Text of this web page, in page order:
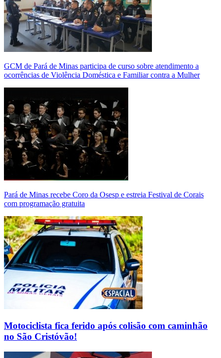
GCM de Pará de Minas participa de curso sobre atendimento a
ocorrências de Violência Doméstica e Familiar contra a Mulher
Pará de Minas recebe Coro da Osesp e estreia Festival de Corais
com programação gratuita
Motociclista fica ferido após colisão com caminhão
no São Cristóvão!